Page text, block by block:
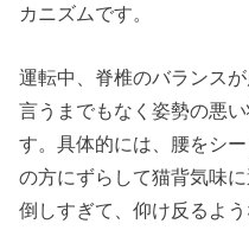
カニズムです。
運転中、脊椎のバランス
言うまでもなく姿勢の悪
す。具体的には、腰をシ
の方にずらして猫背気味
倒しすぎて、仰け反るよ